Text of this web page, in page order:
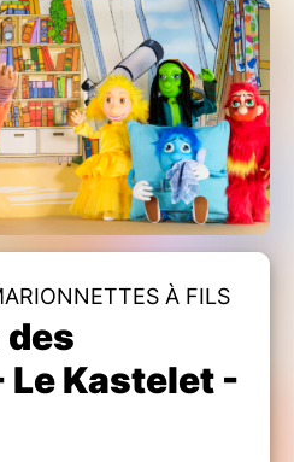
À FILS
des
Le Kastelet -